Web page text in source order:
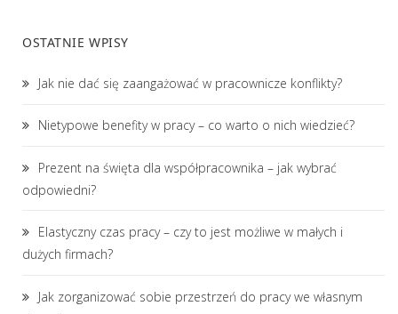
OSTATNIE WPISY
Jak nie dać się zaangażować w pracownicze konflikty?
Nietypowe benefity w pracy – co warto o nich wiedzieć?
Prezent na święta dla współpracownika – jak wybrać
odpowiedni?
Elastyczny czas pracy – czy to jest możliwe w małych i
dużych firmach?
Jak zorganizować sobie przestrzeń do pracy we własnym